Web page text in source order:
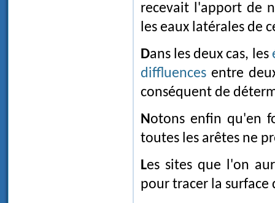
recevait l'apport de
les eaux latérales de
Dans les deux cas, les
diffluences entre
conséquent de
Notons enfin qu'en fonction de la nature des roches qui les constituent,
toutes les arêtes ne
Les sites que l'on aura éliminés lors du premier tri pourront être utilisés
pour tracer la surface